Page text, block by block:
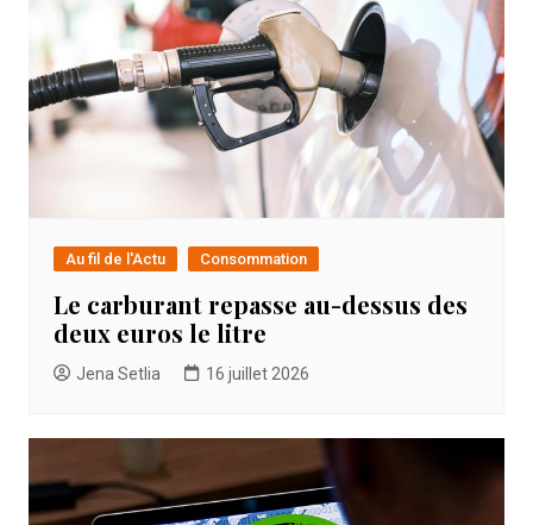
Au fil de l'Actu Consommation
Le carburant repasse au-dessus des
deux euros le litre
Jena Setlia 16 juillet 2026